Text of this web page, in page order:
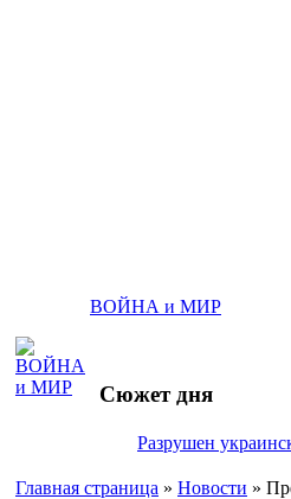
ВОЙНА и МИР
Сюжет дня
Разрушен
Главная страница » Новости »